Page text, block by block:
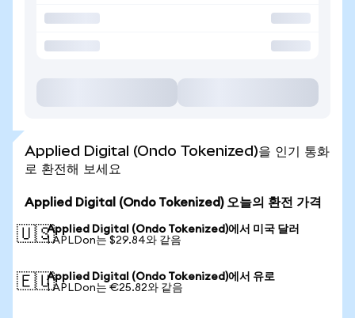
Applied Digital (Ondo Tokenized)을 인기 통화
로 환전해 보세요
Applied Digital (Ondo Tokenized) 오늘의 환전 가격
🇺🇸Applied Digital (Ondo Tokenized)에서 미국 달러
1 APLDon는 $29.84와 같음
🇪🇺Applied Digital (Ondo Tokenized)에서 유로
1 APLDon는 €25.82와 같음